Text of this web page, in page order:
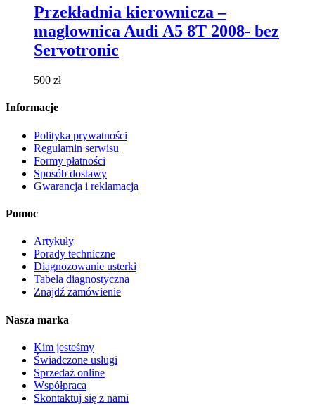
ma
wiele
wariantów.
Opcje
można
Przekładnia kierownicza –
maglownica Audi A5 8T 2008- bez
Servotronic
500 zł
Informacje
Polityka prywatności
Regulamin serwisu
Formy płatności
Sposób dostawy
Gwarancja i reklamacja
Pomoc
Artykuły
Porady techniczne
Diagnozowanie usterki
Tabela diagnostyczna
Znajdź zamówienie
Nasza marka
Kim jesteśmy
Świadczone usługi
Sprzedaż online
Współpraca
Skontaktuj się z nami